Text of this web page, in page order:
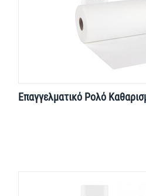
Επαγγελματικό Ρολό